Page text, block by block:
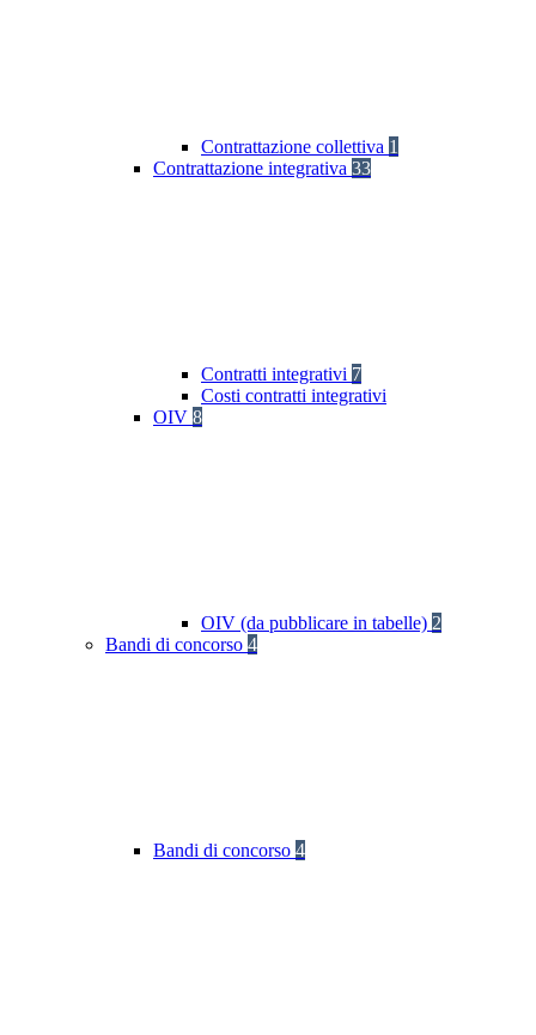
Contrattazione collettiva 1
Contrattazione integrativa 33
Contratti integrativi 7
Costi contratti integrativi
OIV 8
OIV (da pubblicare in tabelle) 2
Bandi di concorso 4
Bandi di concorso 4